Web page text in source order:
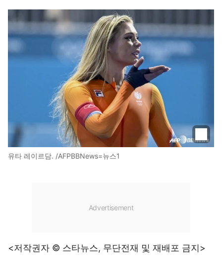
유타 레이르담. /AFPBBNews=뉴스1
<저작권자 © 스타뉴스, 무단전재 및 재배포 금지>